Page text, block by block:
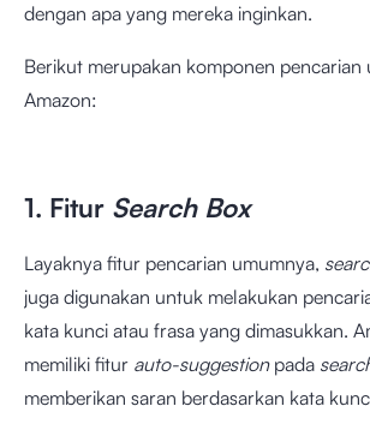
dengan apa yang mereka inginkan.
Berikut merupakan komponen pencarian
Amazon:
1. Fitur Search Box
Layaknya fitur pencarian umumnya,
juga digunakan untuk melakukan
kata kunci atau frasa yang dimasukkan.
memiliki fitur auto-suggestionpada
memberikan saran berdasarkan kata